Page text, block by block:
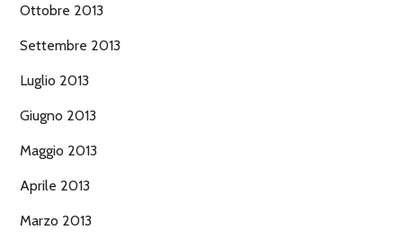
Ottobre 2013
Settembre 2013
Luglio 2013
Giugno 2013
Maggio 2013
Aprile 2013
Marzo 2013